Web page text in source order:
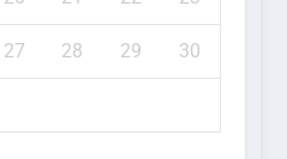
27 28 29 30